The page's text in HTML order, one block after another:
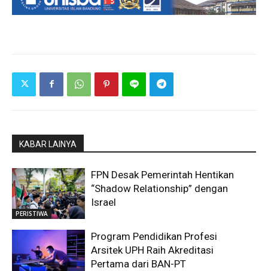
KABAR LAINYA
PERISTIWA
FPN Desak Pemerintah Hentikan
“Shadow Relationship” dengan
Israel
Program Pendidikan Profesi
Arsitek UPH Raih Akreditasi
Pertama dari BAN-PT